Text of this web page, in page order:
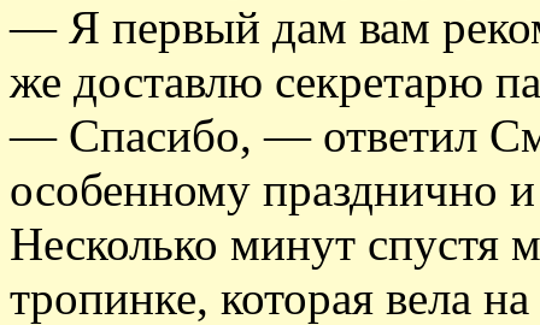
— Я первый дам вам
же доставлю секретарю
— Спасибо, — ответил
особенному празднично и
Несколько минут
тропинке, которая вела